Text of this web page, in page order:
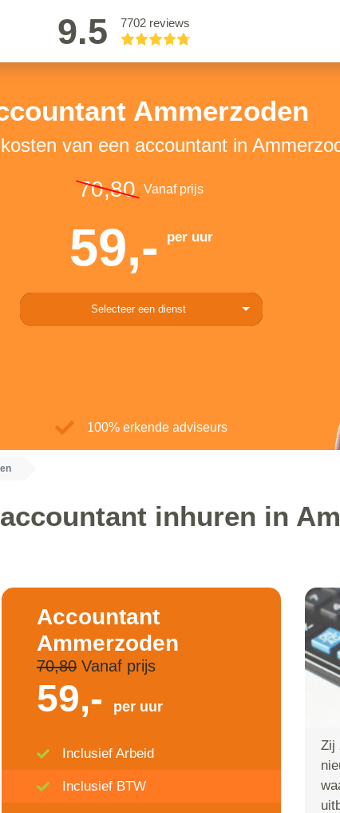
9.5 7702 reviews
Ammerzoden
van een accountant in
70,80 Vanaf prijs
59,- per uur
Selecteer een dienst
100% erkende adviseurs
inhuren in
Accountant
Ammerzoden
70,80Vanaf prijs
59,- per uur
Inclusief Arbeid
Inclusief BTW
Zij